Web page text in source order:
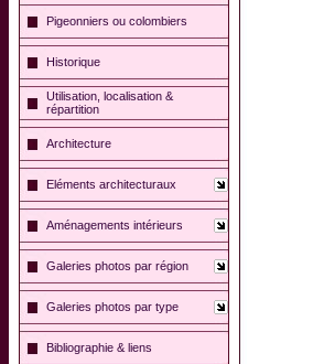
Pigeonniers ou colombiers
Historique
Utilisation, localisation &
répartition
Architecture
Eléments architecturaux
Aménagements intérieurs
Galeries photos par région
Galeries photos par type
Bibliographie & liens